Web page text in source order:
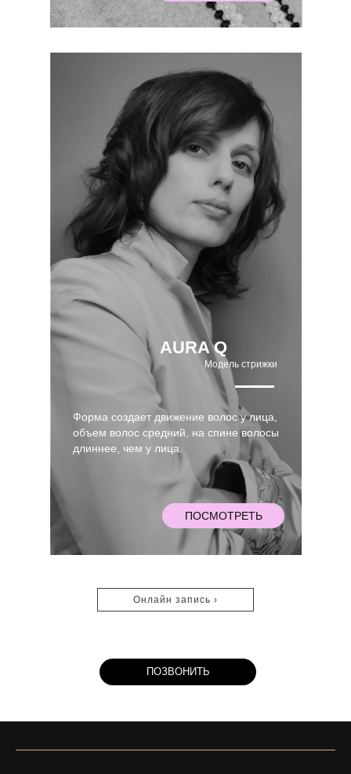
AURA Q
ПОСМОТРЕТЬ
Форма создает движение волос у лица,
объем волос средний, на спине волосы
длиннее, чем у лица.
Модель стрижки
Онлайн запись ›
ПОЗВОНИТЬ